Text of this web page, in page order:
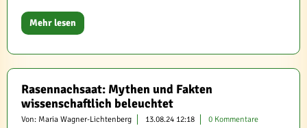
Mehr lesen
Rasennachsaat: Mythen und Fakten
wissenschaftlich beleuchtet
Von: Maria Wagner-Lichtenberg 13.08.24 12:18 0 Kommentare